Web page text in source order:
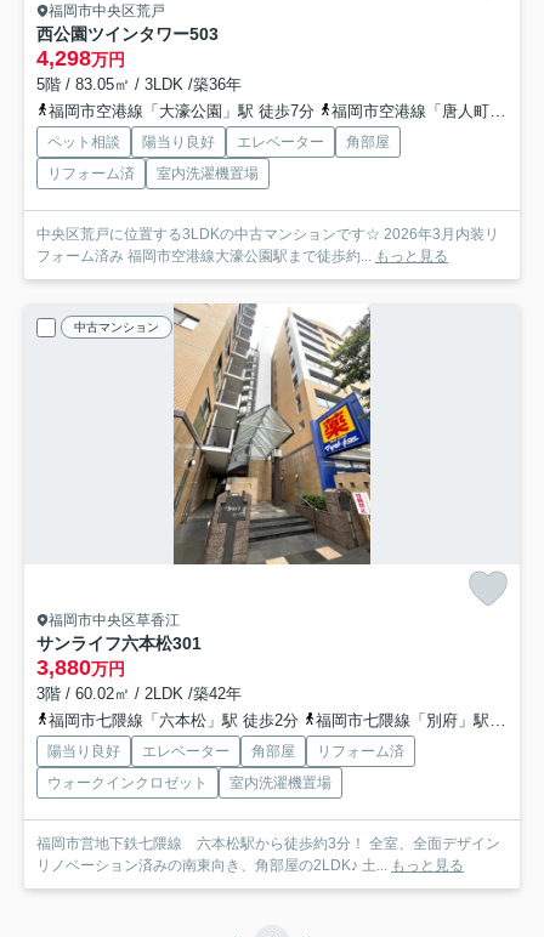
福岡市中央区荒戸
西公園ツインタワー503
4,298万円
5階 / 83.05㎡ / 3LDK /築36年
福岡市空港線「大濠公園」駅 徒歩7分
福岡市空港線「唐人町」駅 徒歩11分
ペット相談 陽当り良好 エレベーター
角部屋
リフォーム済
室内洗濯機置場
中央区荒戸に位置する3LDKの中古マンションです☆ 2026年3月内装リ
フォーム済み 福岡市空港線大濠公園駅まで徒歩約...
もっと見る
中古マンション
福岡市中央区草香江
サンライフ六本松301
3,880万円
3階 / 60.02㎡ / 2LDK /築42年
福岡市七隈線「六本松」駅 徒歩2分
福岡市七隈線「別府」駅 徒歩9分
陽当り良好 エレベーター 角部屋
リフォーム済
ウォークインクロゼット
室内洗濯機置場
福岡市営地下鉄七隈線 六本松駅から徒歩約3分！ 全室、全面デザイン
リノベーション済みの南東向き、角部屋の2LDK♪ 土...
もっと見る